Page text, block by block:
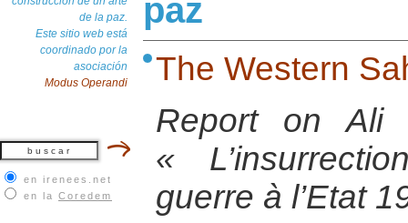
de la paz.
Este sitio web está
coordinado por la
asociación
Modus Operandi
en irenees.net
en la Coredem
paz
The Western
Report on Ali
«
guerre à l’Etat